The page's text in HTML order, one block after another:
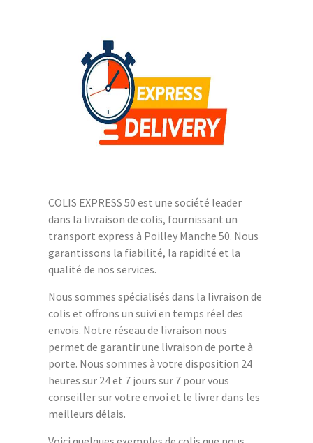
COLIS EXPRESS 50 est une société leader
dans la livraison de colis, fournissant un
transport express à Poilley Manche 50. Nous
garantissons la fiabilité, la rapidité et la
qualité de nos services.
Nous sommes spécialisés dans la livraison de
colis et offrons un suivi en temps réel des
envois. Notre réseau de livraison nous
permet de garantir une livraison de porte à
porte. Nous sommes à votre disposition 24
heures sur 24 et 7 jours sur 7 pour vous
conseiller sur votre envoi et le livrer dans les
meilleurs délais.